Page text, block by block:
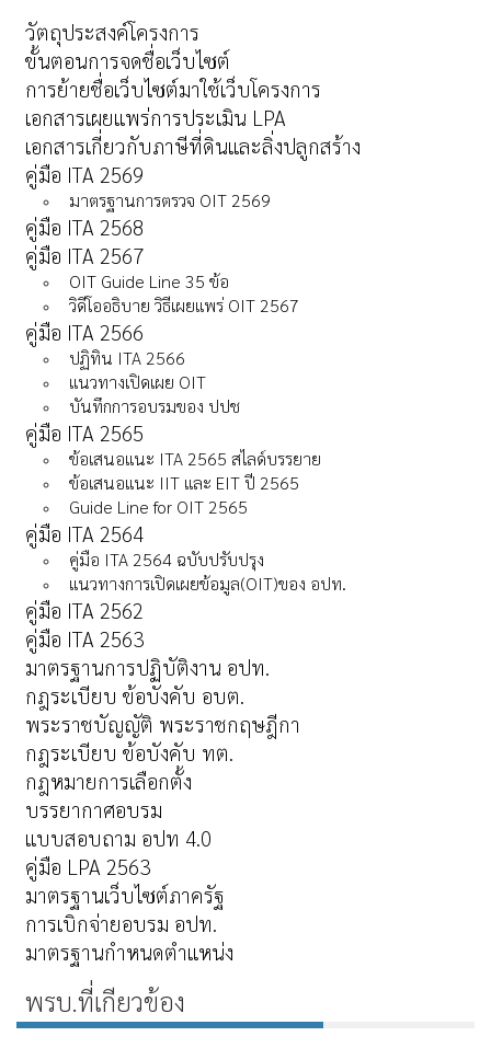
วัตถุประสงค์โครงการ
ขั้นตอนการจดชื่อเว็บไซต์
การย้ายชื่อเว็บไซต์มาใช้เว็บโครงการ
เอกสารเผยแพร่การประเมิน LPA
เอกสารเกี่ยวกับภาษีที่ดินและลิ่งปลูกสร้าง
คู่มือ ITA 2569
มาตรฐานการตรวจ OIT 2569
คู่มือ ITA 2568
คู่มือ ITA 2567
OIT Guide Line 35 ข้อ
วิดีโออธิบาย วิธีเผยแพร่ OIT 2567
คู่มือ ITA 2566
ปฏิทิน ITA 2566
แนวทางเปิดเผย OIT
บันทึกการอบรมของ ปปช
คู่มือ ITA 2565
ข้อเสนอแนะ ITA 2565 สไลด์บรรยาย
ข้อเสนอแนะ IIT และ EIT ปี 2565
Guide Line for OIT 2565
คู่มือ ITA 2564
คู่มือ ITA 2564 ฉบับปรับปรุง
แนวทางการเปิดเผยข้อมูล(OIT)ของ อปท.
คู่มือ ITA 2562
คู่มือ ITA 2563
มาตรฐานการปฏิบัติงาน อปท.
กฎระเบียบ ข้อบังคับ อบต.
พระราชบัญญัติ พระราชกฤษฎีกา
กฎระเบียบ ข้อบังคับ ทต.
กฎหมายการเลือกตั้ง
บรรยากาศอบรม
แบบสอบถาม อปท 4.0
คู่มือ LPA 2563
มาตรฐานเว็บไซต์ภาครัฐ
การเบิกจ่ายอบรม อปท.
มาตรฐานกำหนดตำแหน่ง
พรบ.ที่เกียวข้อง